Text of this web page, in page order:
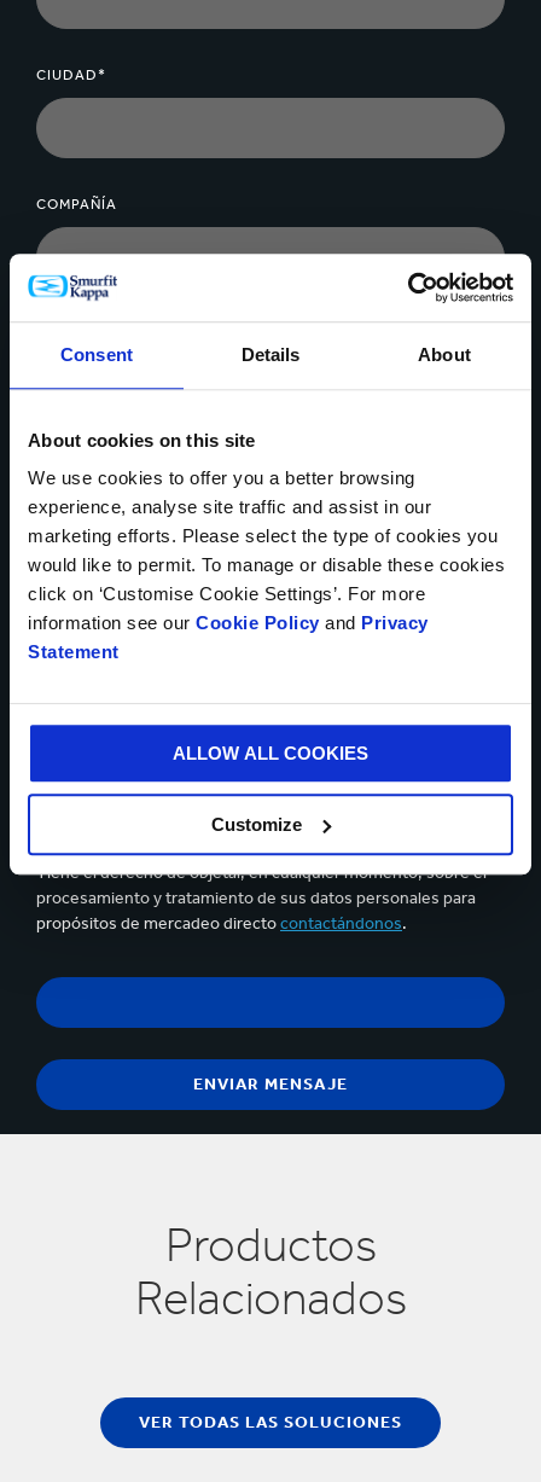
Consent Details About
About cookies on this site
We use cookies to offer you a better browsing
experience, analyse site traffic and assist in our
marketing efforts. Please select the type of cookies you
would like to permit. To manage or disable these cookies
click on ‘Customise Cookie Settings’. For more
information see our Cookie Policy and Privacy
Statement
ALLOW ALL COOKIES
Customize
CIUDAD*
COMPAÑÍA
Se pueden cargar hasta 5 de archivos. Máximo (5Mb) por
Kappa y acepto el contenido de ladeclaración de privacidad.
Puedes darte de baja en cualquier momento utilizando el
vínculo que aparece en los correos electrónicos que recibas.
Tiene el derecho de objetar, en cualquier momento, sobre el
procesamiento y tratamiento de sus datos personales para
propósitos de mercadeo directocontactándonos.
Productos
Relacionados
VER TODAS LAS SOLUCIONES